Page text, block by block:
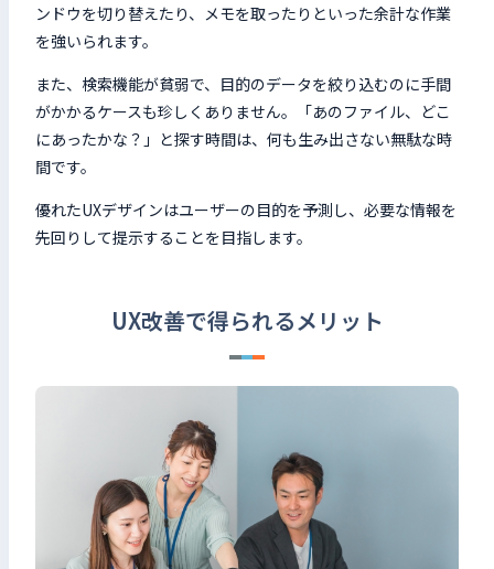
ンドウを切り替えたり、メモを取ったりといった余計な作業
を強いられます。
また、検索機能が貧弱で、目的のデータを絞り込むのに手間
がかかるケースも珍しくありません。「あのファイル、どこ
にあったかな？」と探す時間は、何も生み出さない無駄な時
間です。
優れたUXデザインはユーザーの目的を予測し、必要な情報を
先回りして提示することを目指します。
UX改善で得られるメリット